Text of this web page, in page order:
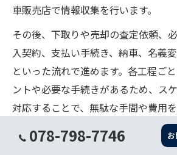
車販売店で情報収集を行います。
その後、下取りや売却の査定依頼、
入契約、支払い手続き、納車、名義
といった流れで進めます。各工程ごと
ントや必要な手続きがあるため、ス
対応することで、無駄な手間や費用
また、車検や自動車税のタイミング
078-798-7746